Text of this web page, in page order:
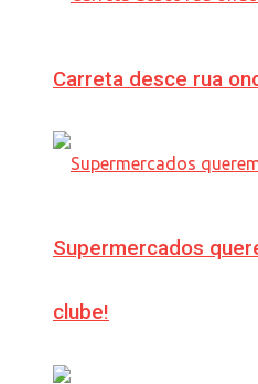
Carreta desce rua
Supermercados
clube!